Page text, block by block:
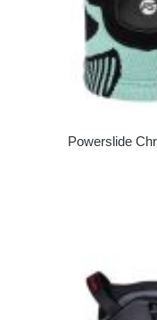
Powerslide